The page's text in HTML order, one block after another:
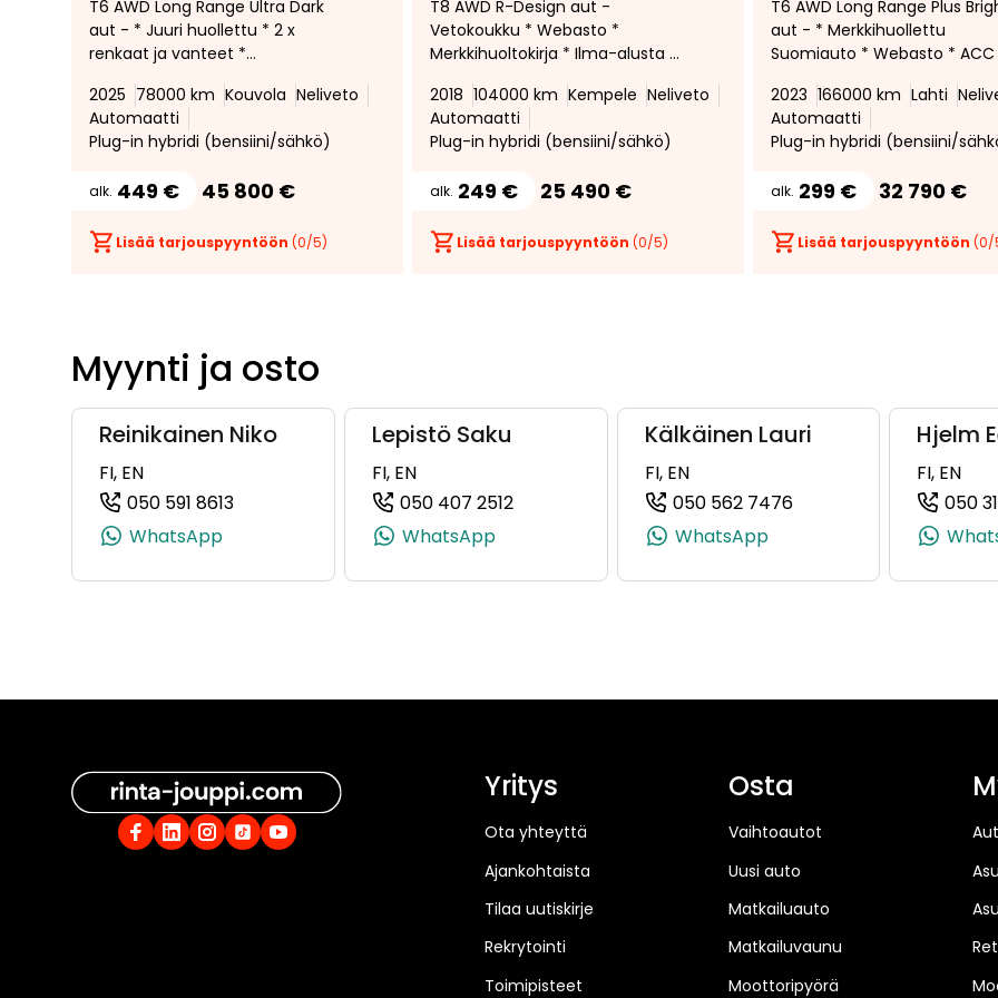
suosikiksi
suosikeista
T6 AWD Long Range Ultra Dark
aut - * Juuri huollettu * 2 x
renkaat ja vanteet *
etuistuimet * 360-Kamera *
Panorama-kattoikkuna *
Nahkaverhoilu * Lämmitettävä
2025 78000 km Kouvola Neliveto
Automaatti
Plug-in hybridi (bensiini/sähkö)
alk. 449 € 45 800 €
Lisää tarjouspyyntöön (0/5)
suosikiksi
suosikeista
T8 AWD R-Design aut -
Vetokoukku * Webasto *
Merkkihuoltokirja * Ilma-alusta *
Peruutuskamera * Lasikatto *
Blis *Muistipenkki *
2018 104000 km Kempele Neliveto
Automaatti
Plug-in hybridi (bensiini/sähkö)
alk. 249 € 25 490 €
Lisää tarjouspyyntöön (0/5)
T6 AWD Long Range Plus
aut - * Merkkihuollettu
Suomiauto * Webasto * ACC
Peruutuskamera *
Äänieristelasit * Audio High
Performance *
2023 166000 km Lahti
Automaatti
Plug-in hybridi (bensiini/
alk. 299 € 32 790 €
Lisää tarjouspyyntöön (0/
Myynti ja osto
Reinikainen Niko
FI, EN
050 591 8613
(+358505918613, 0505918613, +358 50 591 8613)
WhatsApp
Lepistö Saku
FI, EN
050 407 2512
(+358504072512, 0504072512, +358 50 407 2512)
WhatsApp
Kälkäinen Lauri
FI, EN
050 562 7476
(+358505627476,
WhatsApp
Hjelm
FI, EN
050
Yritys
Ota yhteyttä
Ajankohtaista
Tilaa uutiskirje
Rekrytointi
Toimipisteet
Osta
Vaihtoautot
Uusi auto
Matkailuauto
Matkailuvaunu
Moottoripyörä